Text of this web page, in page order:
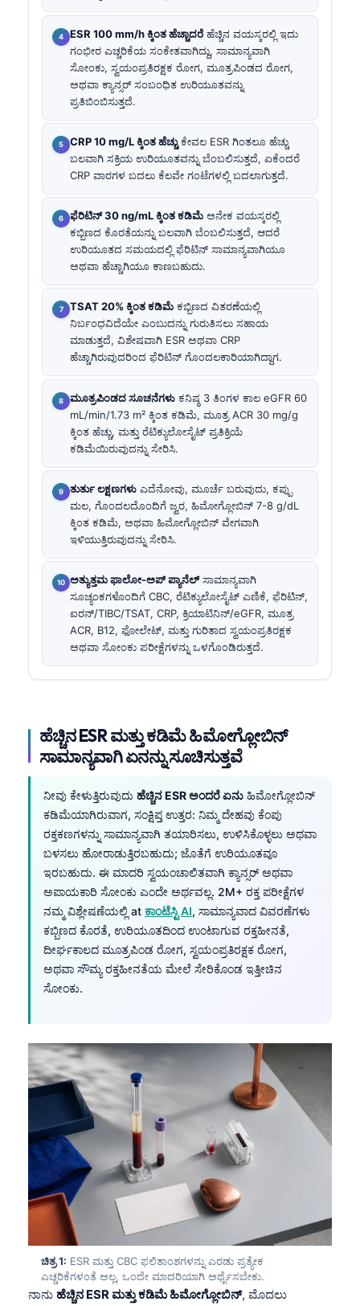
ESR 100 mm/h ಕ್ಕಿಂತ ಹೆಚ್ಚಾದರೆ ಹೆಚ್ಚಿನ ವಯಸ್ಕರಲ್ಲಿ ಇದು
ಗಂಭೀರ ಎಚ್ಚರಿಕೆಯ ಸಂಕೇತವಾಗಿದ್ದು, ಸಾಮಾನ್ಯವಾಗಿ
ಸೋಂಕು, ಸ್ವಯಂಪ್ರತಿರಕ್ಷಕ ರೋಗ, ಮೂತ್ರಪಿಂಡದ ರೋಗ,
ಅಥವಾ ಕ್ಯಾನ್ಸರ್ ಸಂಬಂಧಿತ ಉರಿಯೂತವನ್ನು
ಪ್ರತಿಬಿಂಬಿಸುತ್ತದೆ.
CRP 10 mg/L ಕ್ಕಿಂತ ಹೆಚ್ಚುಕೇವಲ ESR ಗಿಂತಲೂ ಹೆಚ್ಚು
ಬಲವಾಗಿ ಸಕ್ರಿಯ ಉರಿಯೂತವನ್ನು ಬೆಂಬಲಿಸುತ್ತದೆ, ಏಕೆಂದರೆ
CRP ವಾರಗಳ ಬದಲು ಕೆಲವೇ ಗಂಟೆಗಳಲ್ಲಿ ಬದಲಾಗುತ್ತದೆ.
ಫೆರಿಟಿನ್ 30 ng/mL ಕ್ಕಿಂತ ಕಡಿಮೆ ಅನೇಕ ವಯಸ್ಕರಲ್ಲಿ
ಕಬ್ಬಿಣದ ಕೊರತೆಯನ್ನು ಬಲವಾಗಿ ಬೆಂಬಲಿಸುತ್ತದೆ, ಆದರೆ
ಉರಿಯೂತದ ಸಮಯದಲ್ಲಿ ಫೆರಿಟಿನ್ ಸಾಮಾನ್ಯವಾಗಿಯೂ
ಅಥವಾ ಹೆಚ್ಚಾಗಿಯೂ ಕಾಣಬಹುದು.
TSAT 20% ಕ್ಕಿಂತ ಕಡಿಮೆ ಕಬ್ಬಿಣದ ವಿತರಣೆಯಲ್ಲಿ
ನಿರ್ಬಂಧವಿದೆಯೇ ಎಂಬುದನ್ನು ಗುರುತಿಸಲು ಸಹಾಯ
ಮಾಡುತ್ತದೆ, ವಿಶೇಷವಾಗಿ ESR ಅಥವಾ CRP
ಹೆಚ್ಚಾಗಿರುವುದರಿಂದ ಫೆರಿಟಿನ್ ಗೊಂದಲಕಾರಿಯಾಗಿದ್ದಾಗ.
ಮೂತ್ರಪಿಂಡದ ಸೂಚನೆಗಳು ಕನಿಷ್ಠ 3 ತಿಂಗಳ ಕಾಲ eGFR 60
mL/min/1.73 m² ಕ್ಕಿಂತ ಕಡಿಮೆ, ಮೂತ್ರ ACR 30 mg/g
ಕ್ಕಿಂತ ಹೆಚ್ಚು, ಮತ್ತು ರೆಟಿಕ್ಯುಲೋಸೈಟ್ ಪ್ರತಿಕ್ರಿಯೆ
ಕಡಿಮೆಯಿರುವುದನ್ನು ಸೇರಿಸಿ.
ತುರ್ತು ಲಕ್ಷಣಗಳು ಎದೆನೋವು, ಮೂರ್ಚೆ ಬರುವುದು, ಕಪ್ಪು
ಮಲ, ಗೊಂದಲದೊಂದಿಗೆ ಜ್ವರ, ಹಿಮೋಗ್ಲೋಬಿನ್ 7-8 g/dL
ಕ್ಕಿಂತ ಕಡಿಮೆ, ಅಥವಾ ಹಿಮೋಗ್ಲೋಬಿನ್ ವೇಗವಾಗಿ
ಇಳಿಯುತ್ತಿರುವುದನ್ನು ಸೇರಿಸಿ.
ಅತ್ಯುತ್ತಮ ಫಾಲೋ-ಅಪ್ ಪ್ಯಾನೆಲ್ಸಾಮಾನ್ಯವಾಗಿ
ಸೂಚ್ಯಂಕಗಳೊಂದಿಗೆ CBC, ರೆಟಿಕ್ಯುಲೋಸೈಟ್ ಎಣಿಕೆ, ಫೆರಿಟಿನ್,
ಐರನ್/TIBC/TSAT, CRP, ಕ್ರಿಯಾಟಿನಿನ್/eGFR, ಮೂತ್ರ
ACR, B12, ಫೋಲೇಟ್, ಮತ್ತು ಗುರಿತಾದ ಸ್ವಯಂಪ್ರತಿರಕ್ಷಕ
ಅಥವಾ ಸೋಂಕು ಪರೀಕ್ಷೆಗಳನ್ನು ಒಳಗೊಂಡಿರುತ್ತದೆ.
ಹೆಚ್ಚಿನ ESR ಮತ್ತು ಕಡಿಮೆ ಹಿಮೋಗ್ಲೋಬಿನ್
ಸಾಮಾನ್ಯವಾಗಿ ಏನನ್ನು ಸೂಚಿಸುತ್ತವೆ
ನೀವು ಕೇಳುತ್ತಿರುವುದು ಹೆಚ್ಚಿನ ESR ಅಂದರೆ ಏನು ಹಿಮೋಗ್ಲೋಬಿನ್
ಕಡಿಮೆಯಾಗಿರುವಾಗ, ಸಂಕ್ಷಿಪ್ತ ಉತ್ತರ: ನಿಮ್ಮ ದೇಹವು ಕೆಂಪು
ರಕ್ತಕಣಗಳನ್ನು ಸಾಮಾನ್ಯವಾಗಿ ತಯಾರಿಸಲು, ಉಳಿಸಿಕೊಳ್ಳಲು ಅಥವಾ
ಬಳಸಲು ಹೋರಾಡುತ್ತಿರಬಹುದು; ಜೊತೆಗೆ ಉರಿಯೂತವೂ
ಇರಬಹುದು. ಈ ಮಾದರಿ ಸ್ವಯಂಚಾಲಿತವಾಗಿ ಕ್ಯಾನ್ಸರ್ ಅಥವಾ
ಅಪಾಯಕಾರಿ ಸೋಂಕು ಎಂದೇ ಅರ್ಥವಲ್ಲ. 2M+ ರಕ್ತ ಪರೀಕ್ಷೆಗಳ
ನಮ್ಮ ವಿಶ್ಲೇಷಣೆಯಲ್ಲಿ at ಕಾಂಟೆಸ್ಟಿ AI, ಸಾಮಾನ್ಯವಾದ ವಿವರಣೆಗಳು
ಕಬ್ಬಿಣದ ಕೊರತೆ, ಉರಿಯೂತದಿಂದ ಉಂಟಾಗುವ ರಕ್ತಹೀನತೆ,
ದೀರ್ಘಕಾಲದ ಮೂತ್ರಪಿಂಡ ರೋಗ, ಸ್ವಯಂಪ್ರತಿರಕ್ಷಕ ರೋಗ,
ಅಥವಾ ಸೌಮ್ಯ ರಕ್ತಹೀನತೆಯ ಮೇಲೆ ಸೇರಿಕೊಂಡ ಇತ್ತೀಚಿನ
ಸೋಂಕು.
ಚಿತ್ರ 1: ESR ಮತ್ತು CBC ಫಲಿತಾಂಶಗಳನ್ನು ಎರಡು ಪ್ರತ್ಯೇಕ
ಎಚ್ಚರಿಕೆಗಳಂತೆ ಅಲ್ಲ, ಒಂದೇ ಮಾದರಿಯಾಗಿ ಅರ್ಥೈಸಬೇಕು.
ನಾನು ಹೆಚ್ಚಿನ ESR ಮತ್ತು ಕಡಿಮೆ ಹಿಮೋಗ್ಲೋಬಿನ್, ಮೊದಲು